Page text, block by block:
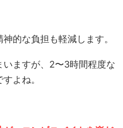
的な負担も軽減します。
ますが、2〜3時間程度な
よね。